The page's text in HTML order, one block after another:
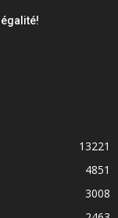
13221
4851
3008